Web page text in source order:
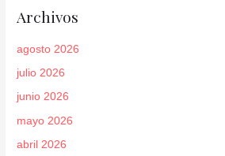
Archivos
agosto 2026
julio 2026
junio 2026
mayo 2026
abril 2026